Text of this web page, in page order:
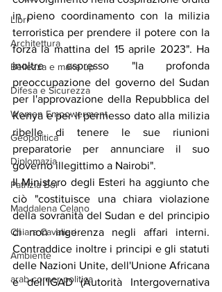
Libri
Architettura
Bellezza e make up
Difesa e Sicurezza
Women Empowerment
Geopolitica
Diplomazia
Patrizia Boi
Maddalena Celano
Chiara Cavalieri
Ambiente
arab-corner-politica
in pieno coordinamento con la milizia
terroristica per prendere il potere con la
forza la mattina del 15 aprile 2023". Ha
inoltre espresso "la profonda
preoccupazione del governo del Sudan
per l'approvazione della Repubblica del
Kenya e per il permesso dato alla milizia
ribelle di tenere le sue riunioni
preparatorie per annunciare il suo
governo illegittimo a Nairobi".
Il Ministero degli Esteri ha aggiunto che
ciò "costituisce una chiara violazione
della sovranità del Sudan e del principio
di non ingerenza negli affari interni.
Contraddice inoltre i principi e gli statuti
delle Nazioni Unite, dell'Unione Africana
e dell'IGAD (Autorità Intergovernativa